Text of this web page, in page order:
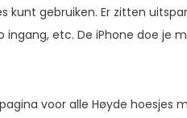
kunt gebruiken. Er zitten
ingang, etc. De iPhone doe je
pagina voor alle Høyde hoesjes